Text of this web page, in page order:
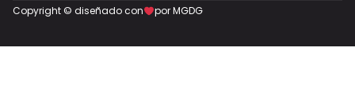
Copyright © diseñado con por MGDG